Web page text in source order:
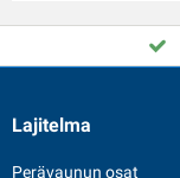
Lajitelma
Perävaunun osat